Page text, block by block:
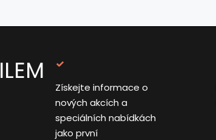
Získejte informace o
nových akcích a
speciálních nabídkách
jako první